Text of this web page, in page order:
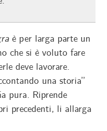
è per larga parte un
che si è voluto fare
deve lavorare.
una storia”
pura. Riprende
precedenti, li allarga